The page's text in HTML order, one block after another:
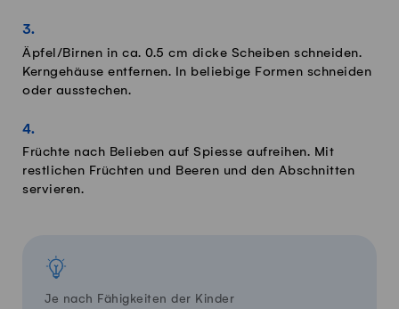
Äpfel/Birnen in ca. 0.5 cm dicke Scheiben schneiden.
Kerngehäuse entfernen. In beliebige Formen schneiden
oder ausstechen.
Früchte nach Belieben auf Spiesse aufreihen. Mit
restlichen Früchten und Beeren und den Abschnitten
servieren.
Je nach Fähigkeiten der Kinder